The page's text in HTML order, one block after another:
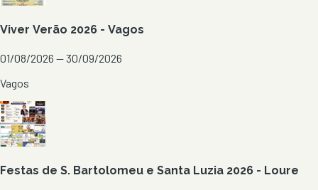
Viver Verão 2026 - Vagos
01/08/2026 — 30/09/2026
Vagos
Festas de S. Bartolomeu e Santa Luzia 2026 - Loure